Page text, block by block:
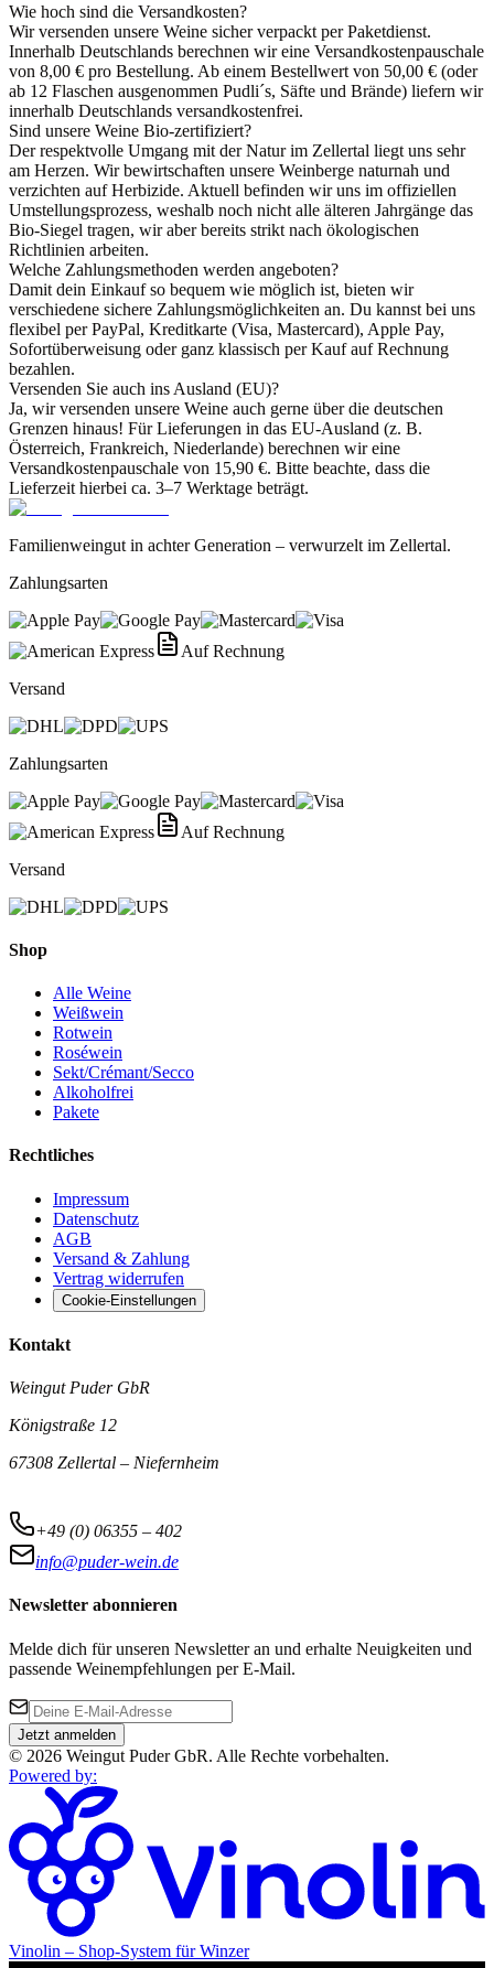
Wie hoch sind die Versandkosten?
Wir versenden unsere Weine sicher verpackt per Paketdienst.
Innerhalb Deutschlands berechnen wir eine Versandkostenpauschale
von 8,00 € pro Bestellung. Ab einem Bestellwert von 50,00 € (oder
ab 12 Flaschen ausgenommen Pudli´s, Säfte und Brände) liefern wir
innerhalb Deutschlands versandkostenfrei.
Sind unsere Weine Bio-zertifiziert?
Der respektvolle Umgang mit der Natur im Zellertal liegt uns sehr
am Herzen. Wir bewirtschaften unsere Weinberge naturnah und
verzichten auf Herbizide. Aktuell befinden wir uns im offiziellen
Umstellungsprozess, weshalb noch nicht alle älteren Jahrgänge das
Bio-Siegel tragen, wir aber bereits strikt nach ökologischen
Richtlinien arbeiten.
Welche Zahlungsmethoden werden angeboten?
Damit dein Einkauf so bequem wie möglich ist, bieten wir
verschiedene sichere Zahlungsmöglichkeiten an. Du kannst bei uns
flexibel per PayPal, Kreditkarte (Visa, Mastercard), Apple Pay,
Sofortüberweisung oder ganz klassisch per Kauf auf Rechnung
bezahlen.
Versenden Sie auch ins Ausland (EU)?
Ja, wir versenden unsere Weine auch gerne über die deutschen
Grenzen hinaus! Für Lieferungen in das EU-Ausland (z. B.
Österreich, Frankreich, Niederlande) berechnen wir eine
Versandkostenpauschale von 15,90 €. Bitte beachte, dass die
Lieferzeit hierbei ca. 3–7 Werktage beträgt.
Familienweingut in achter Generation – verwurzelt im Zellertal.
Zahlungsarten
Auf Rechnung
Versand
Zahlungsarten
Auf Rechnung
Versand
Shop
Alle Weine
Weißwein
Rotwein
Roséwein
Sekt/Crémant/Secco
Alkoholfrei
Pakete
Rechtliches
Impressum
Datenschutz
AGB
Versand & Zahlung
Vertrag widerrufen
Cookie-Einstellungen
Kontakt
Weingut Puder GbR
Königstraße 12
67308 Zellertal – Niefernheim
+49 (0) 06355 – 402
info@puder-wein.de
Newsletter abonnieren
Melde dich für unseren Newsletter an und erhalte Neuigkeiten und
passende Weinempfehlungen per E-Mail.
Jetzt anmelden
© 2026 Weingut Puder GbR. Alle Rechte vorbehalten.
Powered by:
Vinolin – Shop-System für Winzer